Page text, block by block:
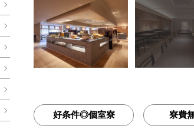
好条件◎個室寮 寮費